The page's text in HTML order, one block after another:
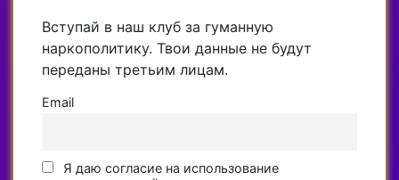
Вступай в наш клуб за гуманную
наркополитику. Твои данные не будут
переданы третьим лицам.
Email
Я даю согласие на использование